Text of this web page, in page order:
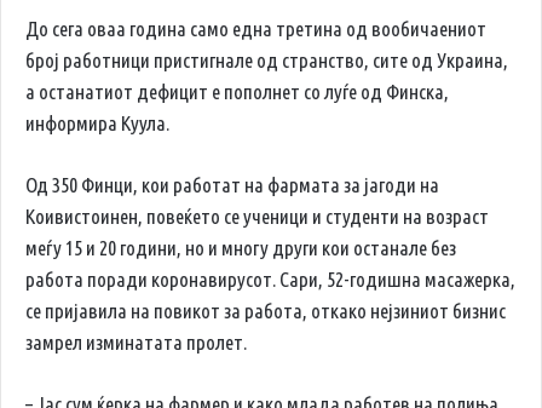
До сега оваа година само една третина од вообичаениот
број работници пристигнале од странство, сите од Украина,
а останатиот дефицит е пополнет со луѓе од Финска,
информира Куула.
Од 350 Финци, кои работат на фармата за јагоди на
Коивистоинен, повеќето се ученици и студенти на возраст
меѓу 15 и 20 години, но и многу други кои останале без
работа поради коронавирусот. Сари, 52-годишна масажерка,
се пријавила на повикот за работа, откако нејзиниот бизнис
замрел изминатата пролет.
– Јас сум ќерка на фармер и како млада работев на полиња